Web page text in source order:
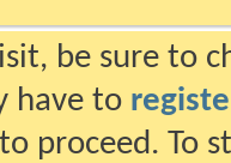
be sure to
have to
proceed. To